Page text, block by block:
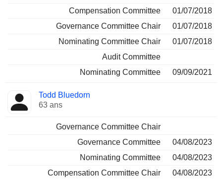
Compensation Committee
01/07/2018
Governance Committee Chair
01/07/2018
Nominating Committee Chair
01/07/2018
Audit Committee
Nominating Committee
09/09/2021
Todd Bluedorn
63 ans
Governance Committee Chair
Governance Committee
04/08/2023
Nominating Committee
04/08/2023
Compensation Committee Chair
04/08/2023